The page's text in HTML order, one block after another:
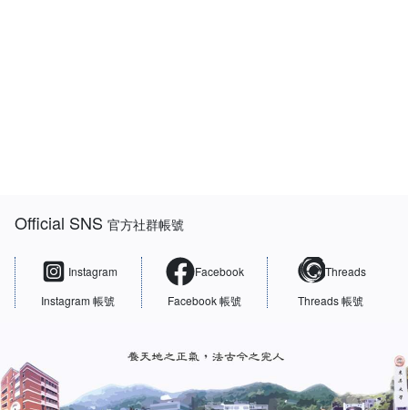
Official SNS官方社群帳號
Instagram
Instagram 帳號
Facebook
Facebook 帳號
Threads
Threads 帳號